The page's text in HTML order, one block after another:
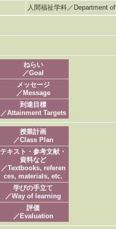
人間福祉学科／Department
ねらい
／Goal
メッセージ
／Message
到達目標
／Attainment Targets
授業計画
／Class Plan
テキスト・参考文献・
資料など
／Textbooks, referen
ces, materials, etc.
学びの手立て
／Way of learning
評価
／Evaluation